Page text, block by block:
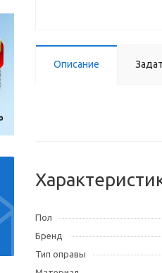
Описание
Пол
Бренд
Тип оправы